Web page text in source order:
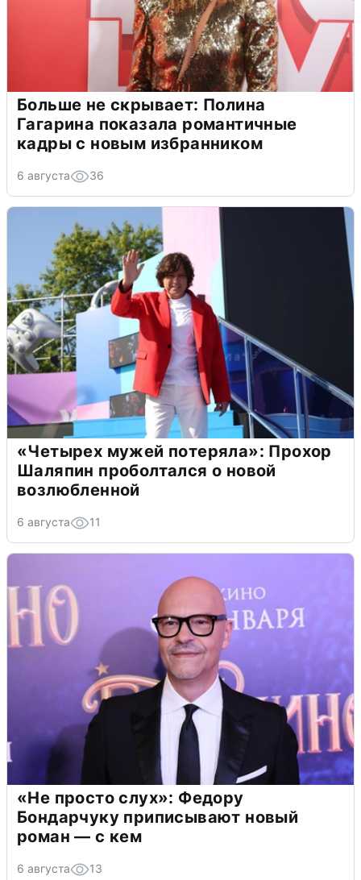
Больше не скрывает: Полина
Гагарина показала романтичные
кадры с новым избранником
6 августа 36
«Четырех мужей потеряла»: Прохор
Шаляпин проболтался о новой
возлюбленной
6 августа 11
«Не просто слух»: Федору
Бондарчуку приписывают новый
роман — с кем
6 августа 13